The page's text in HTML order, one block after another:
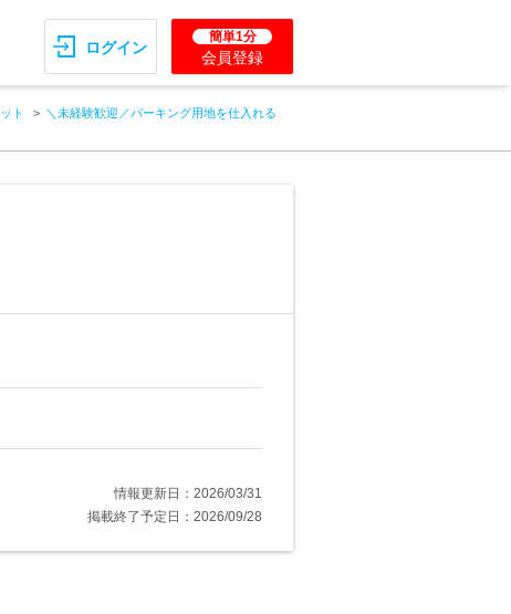
ログイン
簡単1分
会員登録
ト ＼未経験歓迎／パーキング用地を仕入れる
情報更新日：2026/03/31
掲載終了予定日：2026/09/28